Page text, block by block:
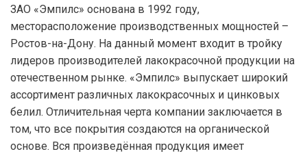
ЗАО «Эмпилс» основана в 1992 году,
месторасположение производственных мощностей –
Ростов-на-Дону. На данный момент входит в тройку
лидеров производителей лакокрасочной продукции на
отечественном рынке. «Эмпилс» выпускает широкий
ассортимент различных лакокрасочных и цинковых
белил. Отличительная черта компании заключается в
том, что все покрытия создаются на органической
основе. Вся произведённая продукция имеет